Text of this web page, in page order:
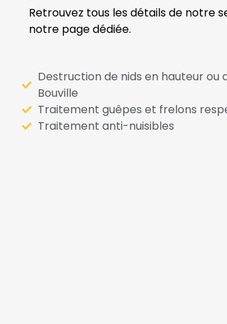
Retrouvez tous les détails de notre
notre page dédiée.
Destruction de nids en hauteur ou
Bouville
Traitement guêpes et frelons
Traitement anti-nuisibles